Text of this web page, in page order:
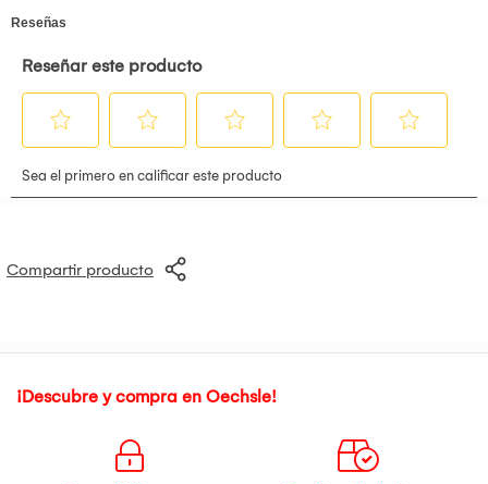
Compartir producto
¡Descubre y compra en Oechsle!